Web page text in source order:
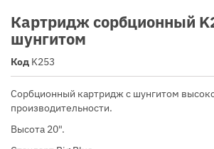
Картридж сорбционный
шунгитом
Код K253
Сорбционный картридж с шунгитом
производительности.
Высота 20".